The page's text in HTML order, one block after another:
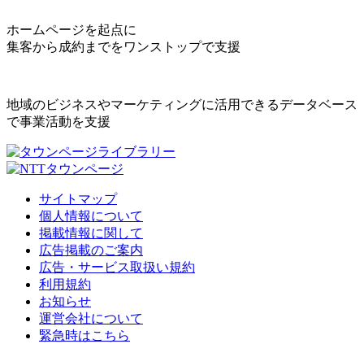
ホームページを起点に
集客から成約までをワンストップで支援
地域のビジネスやマーケティングに活用できるデータベース
で事業活動を支援
サイトマップ
個人情報について
掲載情報に関して
広告掲載のご案内
広告・サービス取扱い規約
利用規約
お知らせ
運営会社について
緊急時はこちら